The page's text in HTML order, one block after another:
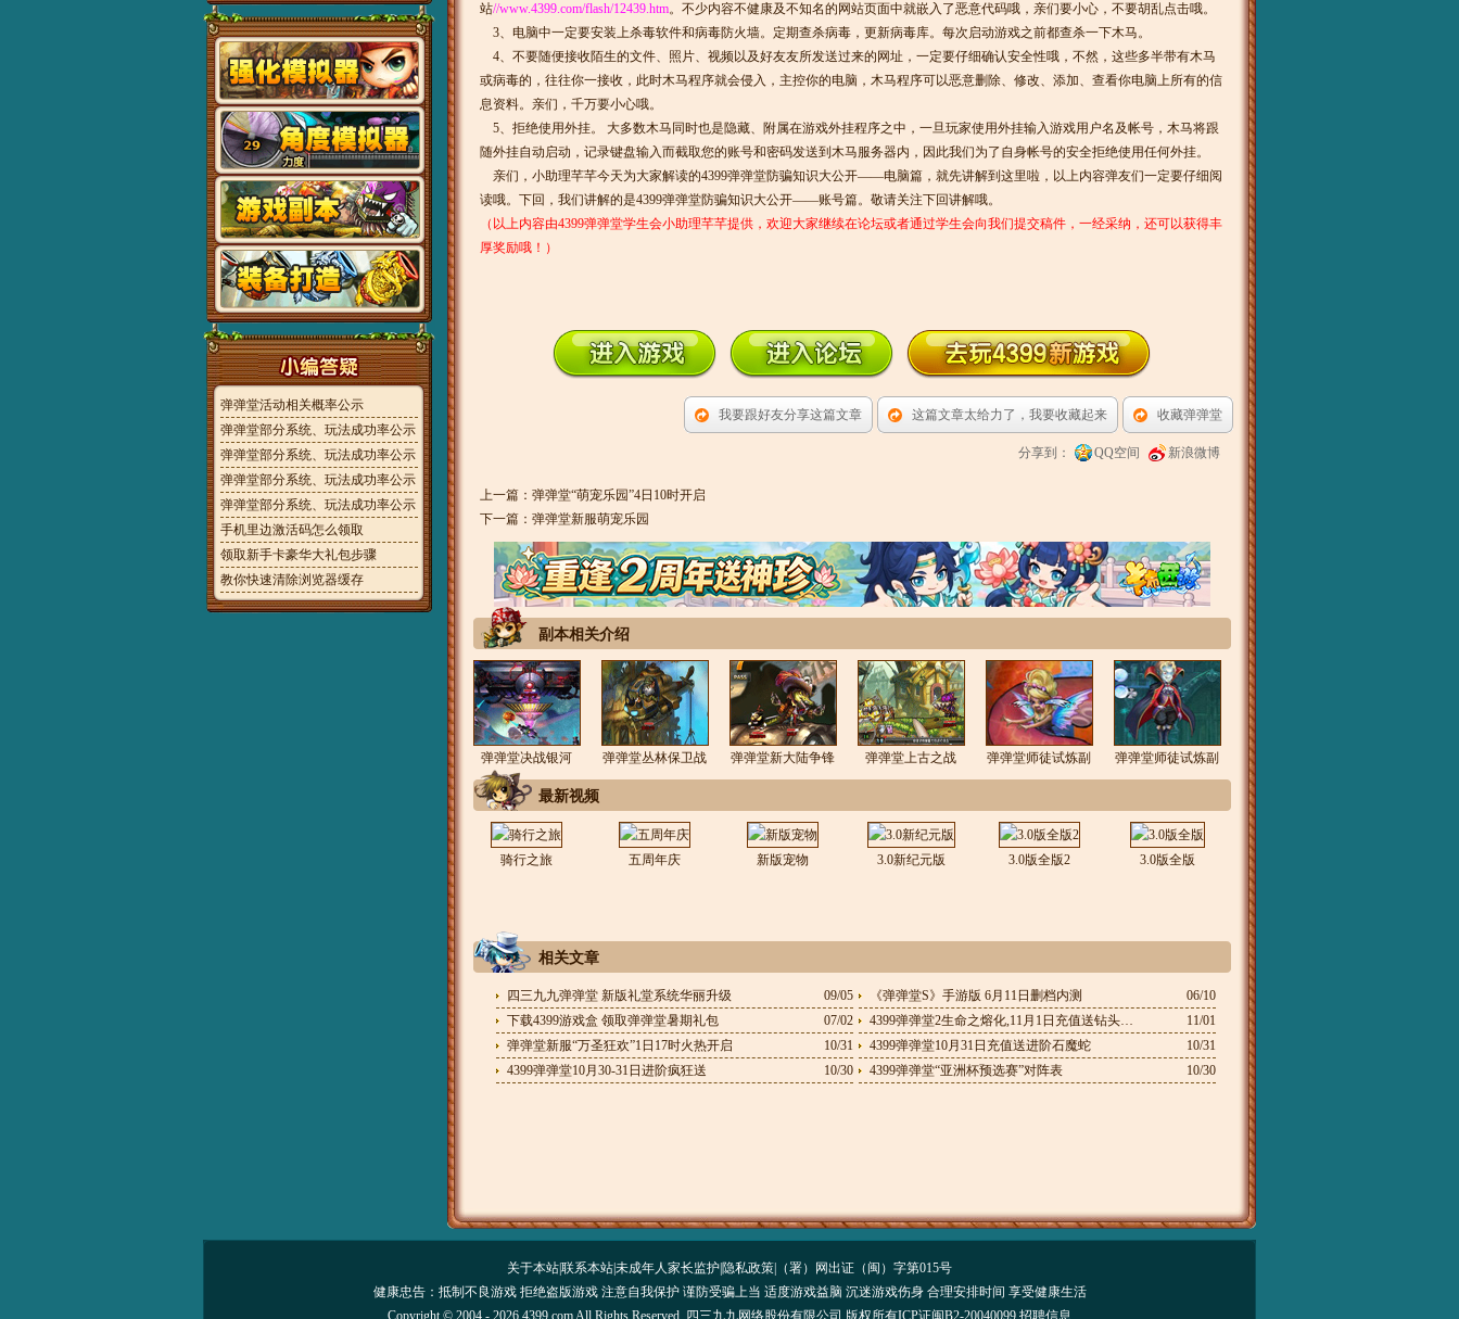
站//www.4399.com/flash/12439.htm。不少内容不健康及不知名的网站页面中就嵌入了恶意代码哦，亲们要小心，不要胡乱点击哦。
3、电脑中一定要安装上杀毒软件和病毒防火墙。定期查杀病毒，更新病毒库。每次启动游戏之前都查杀一下木马。
4、不要随便接收陌生的文件、照片、视频以及好友友所发送过来的网址，一定要仔细确认安全性哦，不然，这些多半带有木马
或病毒的，往往你一接收，此时木马程序就会侵入，主控你的电脑，木马程序可以恶意删除、修改、添加、查看你电脑上所有的信
息资料。亲们，千万要小心哦。
5、拒绝使用外挂。 大多数木马同时也是隐藏、附属在游戏外挂程序之中，一旦玩家使用外挂输入游戏用户名及帐号，木马将跟
随外挂自动启动，记录键盘输入而截取您的账号和密码发送到木马服务器内，因此我们为了自身帐号的安全拒绝使用任何外挂。
亲们，小助理芊芊今天为大家解读的4399弹弹堂防骗知识大公开——电脑篇，就先讲解到这里啦，以上内容弹友们一定要仔细阅
读哦。下回，我们讲解的是4399弹弹堂防骗知识大公开——账号篇。敬请关注下回讲解哦。
（以上内容由4399弹弹堂学生会小助理芊芊提供，欢迎大家继续在论坛或者通过学生会向我们提交稿件，一经采纳，还可以获得丰
厚奖励哦！）
收藏弹弹堂
这篇文章太给力了，我要收藏起来
我要跟好友分享这篇文章
分享到： QQ空间 新浪微博
上一篇： 弹弹堂“萌宠乐园”4日10时开启
下一篇： 弹弹堂新服萌宠乐园
副本相关介绍
弹弹堂决战银河 弹弹堂丛林保卫战 弹弹堂新大陆争锋 弹弹堂上古之战
弹弹堂师徒试炼副
本4攻略
弹弹堂师徒试炼副
本3攻略
最新视频
骑行之旅 五周年庆 新版宠物 3.0新纪元版 3.0版全版2 3.0版全版
相关文章
09/05
四三九九弹弹堂 新版礼堂系统华丽升级 06/10
《弹弹堂S》手游版 6月11日删档内测
07/02
下载4399游戏盒 领取弹弹堂暑期礼包 11/01
4399弹弹堂2生命之熔化,11月1日充值送钻头紫晶石
10/31
弹弹堂新服“万圣狂欢”1日17时火热开启 10/31
4399弹弹堂10月31日充值送进阶石魔蛇
10/30
4399弹弹堂10月30-31日进阶疯狂送 10/30
4399弹弹堂“亚洲杯预选赛”对阵表
弹弹堂活动相关概率公示
弹弹堂部分系统、玩法成功率公示
弹弹堂部分系统、玩法成功率公示
弹弹堂部分系统、玩法成功率公示
弹弹堂部分系统、玩法成功率公示
手机里边激活码怎么领取
领取新手卡豪华大礼包步骤
教你快速清除浏览器缓存
关于本站联系本站未成年人家长监护 隐私政策
（署）网出证（闽）字第015号
健康忠告：抵制不良游戏 拒绝盗版游戏 注意自我保护 谨防受骗上当 适度游戏益脑 沉迷游戏伤身 合理安排时间 享受健康生活
Copyright © 2004 - 2026 4399.com All Rights Reserved. 四三九九网络股份有限公司 版权所有ICP证闽B2-20040099 招聘信息